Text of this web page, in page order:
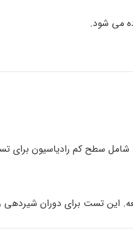
شامل سطح کم رادیاسیون
این تست برای دوران